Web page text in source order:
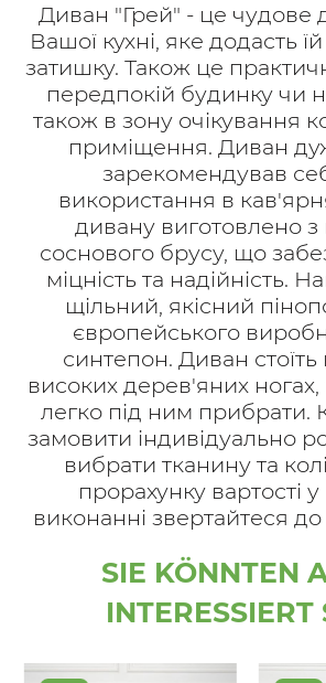
Диван "Грей" - це чудове
Вашої кухні, яке додасть
затишку. Також це
передпокій будинку чи
також в зону очікування
приміщення. Диван
зарекомендував
використання в
дивану виготовлено з
соснового брусу, що
міцність та надійність.
щільний, якісний
європейського
синтепон. Диван стоїть
високих дерев'яних
легко під ним прибрати.
замовити індивідуально
вибрати тканину та
прорахунку вартості
виконанні звертайтеся
SIE KÖNNTEN
INTERESSIERT